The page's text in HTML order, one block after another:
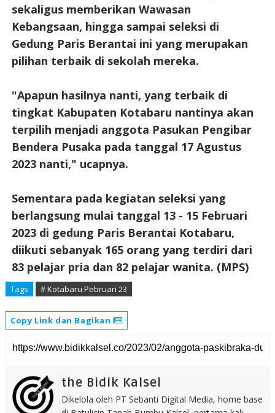
sekaligus memberikan Wawasan
Kebangsaan, hingga sampai seleksi di
Gedung Paris Berantai ini yang merupakan
pilihan terbaik di sekolah mereka.
"Apapun hasilnya nanti, yang terbaik di
tingkat Kabupaten Kotabaru nantinya akan
terpilih menjadi anggota Pasukan Pengibar
Bendera Pusaka pada tanggal 17 Agustus
2023 nanti," ucapnya.
Sementara pada kegiatan seleksi yang
berlangsung mulai tanggal 13 - 15 Februari
2023 di gedung Paris Berantai Kotabaru,
diikuti sebanyak 165 orang yang terdiri dari
83 pelajar pria dan 82 pelajar wanita. (MPS)
Tags # Kotabaru Pebruari 23
Copy Link dan Bagikan
the Bidik Kalsel
Dikelola oleh PT Sebanti Digital Media, home base